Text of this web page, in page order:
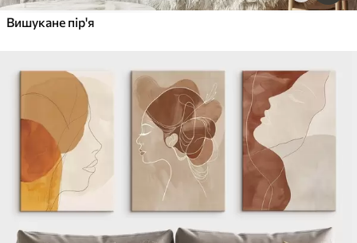
Вишукане пір'я